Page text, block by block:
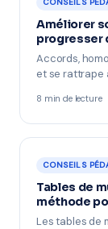
Améliorer
progresser
Accords,
et se rattrape
8 min de lecture
CONSEILS
Tables de
méthode
Les tables de